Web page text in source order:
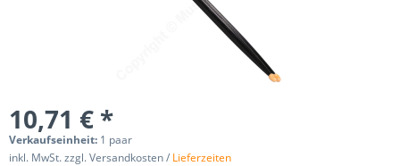
10,71 € *
Verkaufseinheit: 1 paar
inkl. MwSt. zzgl. Versandkosten / Lieferzeiten